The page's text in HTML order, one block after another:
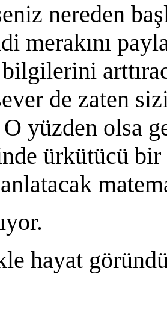
nereden
merakını
de zaten
olsa
ürkütücü bir
hayat